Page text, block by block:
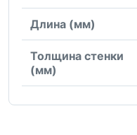
Длина (мм)
Толщина стенки
(мм)